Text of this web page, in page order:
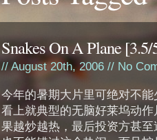
Snakes On A Plane [3.5/
// August 20th, 2006 // No
今年的暑期大片里可绝对不
看上就典型的无脑好莱坞动
果越炒越热，最后投资方甚